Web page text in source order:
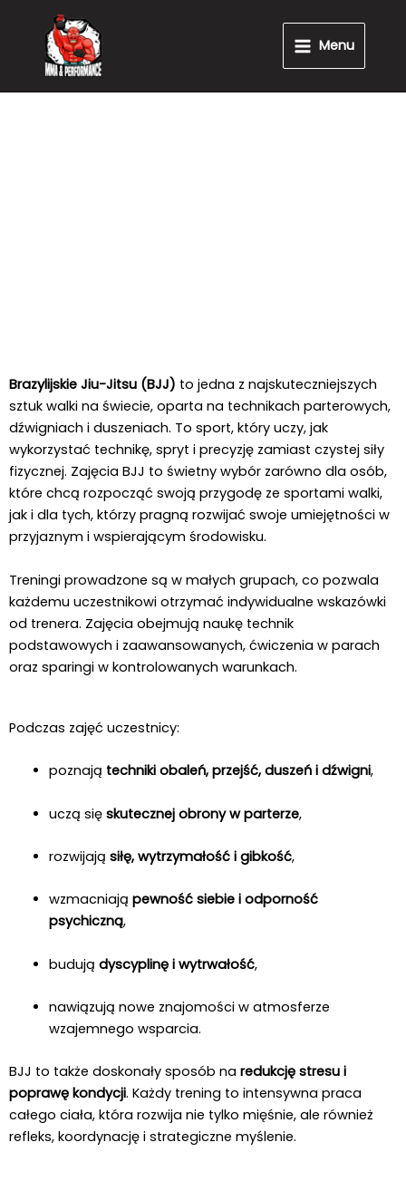
Main
Menu
Menu
Brazylijskie Jiu-Jitsu (BJJ) to jedna z najskuteczniejszych
sztuk walki na świecie, oparta na technikach parterowych,
dźwigniach i duszeniach. To sport, który uczy, jak
wykorzystać technikę, spryt i precyzję zamiast czystej siły
fizycznej. Zajęcia BJJ to świetny wybór zarówno dla osób,
które chcą rozpocząć swoją przygodę ze sportami walki,
jak i dla tych, którzy pragną rozwijać swoje umiejętności w
przyjaznym i wspierającym środowisku.
Treningi prowadzone są w małych grupach, co pozwala
każdemu uczestnikowi otrzymać indywidualne wskazówki
od trenera. Zajęcia obejmują naukę technik
podstawowych i zaawansowanych, ćwiczenia w parach
oraz sparingi w kontrolowanych warunkach.
Podczas zajęć uczestnicy:
poznają techniki obaleń, przejść, duszeń i dźwigni,
uczą się skutecznej obrony w parterze,
rozwijają siłę, wytrzymałość i gibkość,
wzmacniają pewność siebie i odporność
psychiczną,
budują dyscyplinę i wytrwałość,
nawiązują nowe znajomości w atmosferze
wzajemnego wsparcia.
BJJ to także doskonały sposób na redukcję stresu i
poprawę kondycji. Każdy trening to intensywna praca
całego ciała, która rozwija nie tylko mięśnie, ale również
refleks, koordynację i strategiczne myślenie.